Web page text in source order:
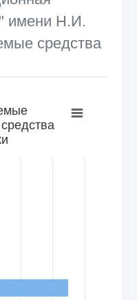
имени Н.И.
средства
лабораторией
categories.
Кол-во в шт.. Range: 0